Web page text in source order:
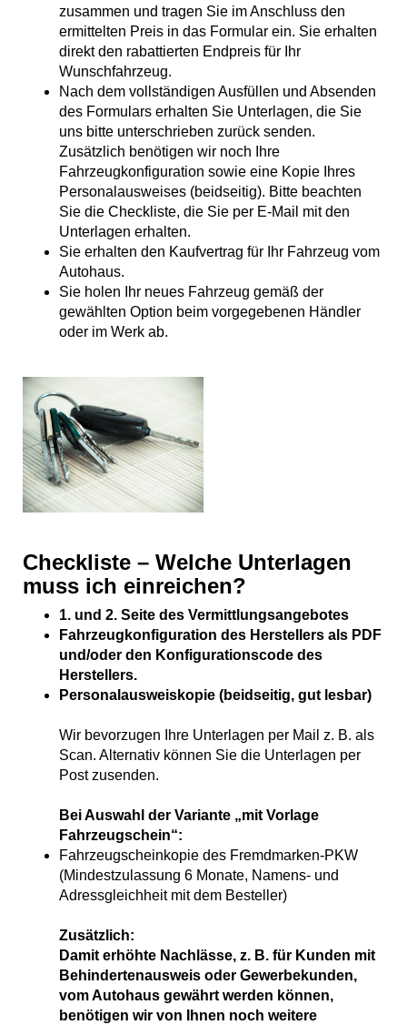
zusammen und tragen Sie im Anschluss den
ermittelten Preis in das Formular ein. Sie erhalten
direkt den rabattierten Endpreis für Ihr
Wunschfahrzeug.
Nach dem vollständigen Ausfüllen und Absenden
des Formulars erhalten Sie Unterlagen, die Sie
uns bitte unterschrieben zurück senden.
Zusätzlich benötigen wir noch Ihre
Fahrzeugkonfiguration sowie eine Kopie Ihres
Personalausweises (beidseitig). Bitte beachten
Sie die Checkliste, die Sie per E-Mail mit den
Unterlagen erhalten.
Sie erhalten den Kaufvertrag für Ihr Fahrzeug vom
Autohaus.
Sie holen Ihr neues Fahrzeug gemäß der
gewählten Option beim vorgegebenen Händler
oder im Werk ab.
Checkliste – Welche Unterlagen
muss ich einreichen?
1. und 2. Seite des Vermittlungsangebotes
Fahrzeugkonfiguration des Herstellers als PDF
und/oder den Konfigurationscode des
Herstellers.
Personalausweiskopie (beidseitig, gut lesbar)
Wir bevorzugen Ihre Unterlagen per Mail z. B. als
Scan. Alternativ können Sie die Unterlagen per
Post zusenden.
Bei Auswahl der Variante „mit Vorlage
Fahrzeugschein“:
Fahrzeugscheinkopie des Fremdmarken-PKW
(Mindestzulassung 6 Monate, Namens- und
Adressgleichheit mit dem Besteller)
Zusätzlich:
Damit erhöhte Nachlässe, z. B. für Kunden mit
Behindertenausweis oder Gewerbekunden,
vom Autohaus gewährt werden können,
benötigen wir von Ihnen noch weitere